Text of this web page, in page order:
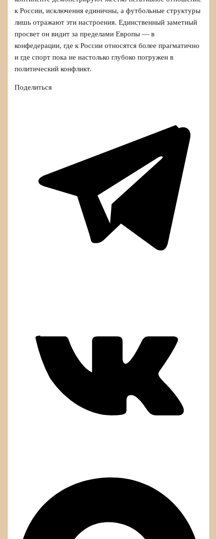
к России, исключения единичны, а футбольные структуры
лишь отражают эти настроения. Единственный заметный
просвет он видит за пределами Европы — в
конфедерации, где к России относятся более прагматично
и где спорт пока не настолько глубоко погружен в
политический конфликт.
Поделиться